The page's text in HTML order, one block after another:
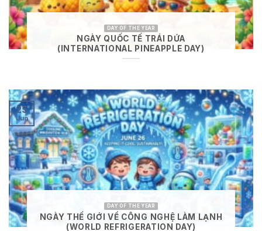
DAY OF THE YEAR
NGÀY QUỐC TẾ TRÁI DỨA
(INTERNATIONAL PINEAPPLE DAY)
DAY OF THE YEAR
NGÀY THẾ GIỚI VỀ CÔNG NGHỆ LÀM LẠNH
(WORLD REFRIGERATION DAY)
25
Jun